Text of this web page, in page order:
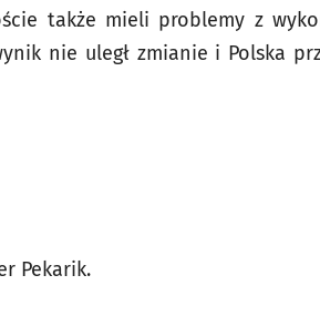
także mieli problemy z
nie uległ zmianie i Polska
Pekarik.